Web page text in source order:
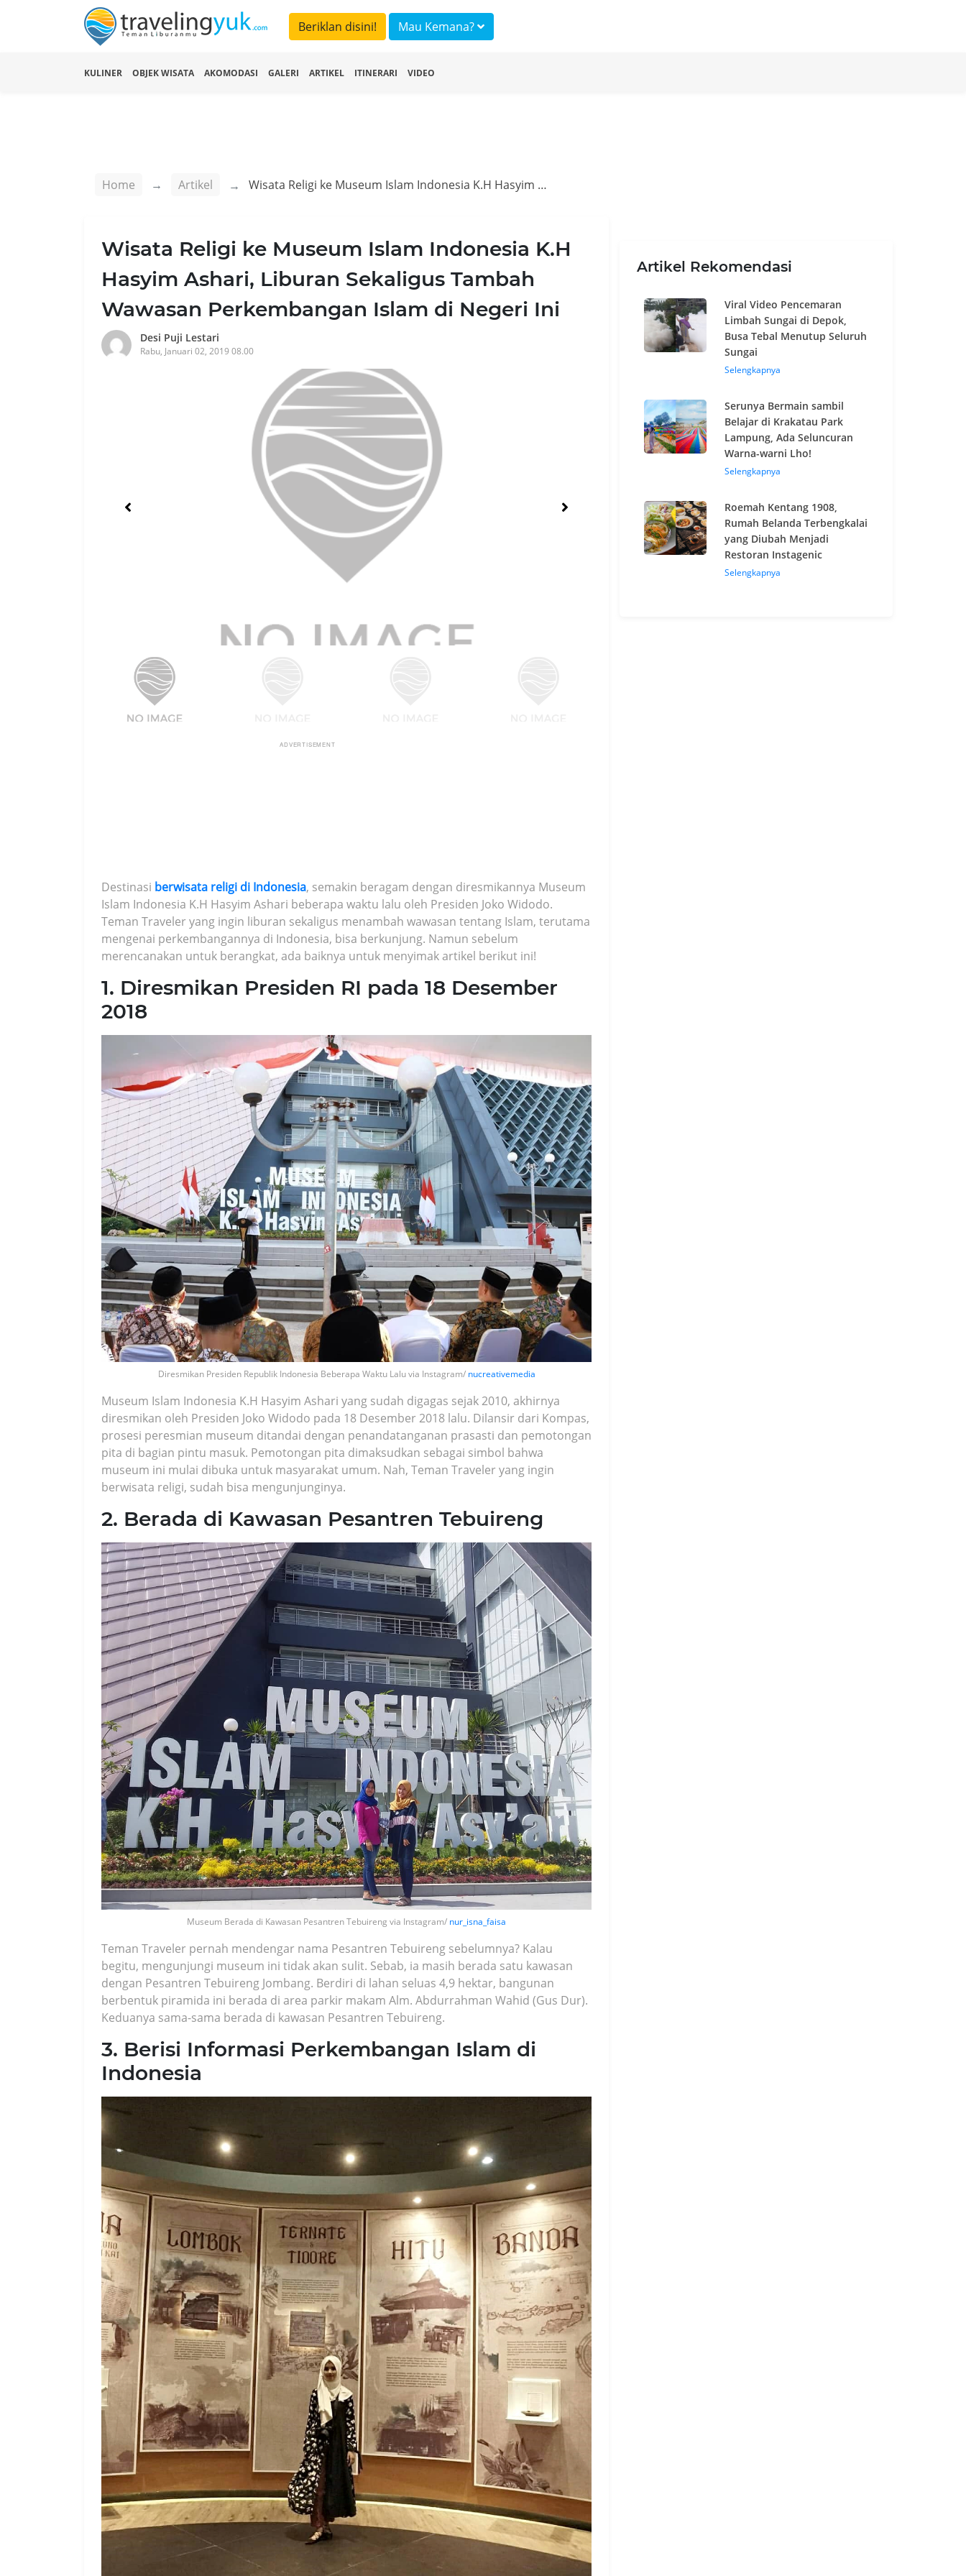
Beriklan disini! Mau Kemana?
KULINER OBJEK WISATA AKOMODASI GALERI ARTIKEL ITINERARI VIDEO
Home Artikel Wisata Religi ke Museum Islam Indonesia K.H Hasyim Ashari, Liburan Sekaligus Tambah Wawasan Perkembangan Islam di Negeri Ini
Wisata Religi ke Museum Islam Indonesia K.H
Hasyim Ashari, Liburan Sekaligus Tambah
Wawasan Perkembangan Islam di Negeri Ini
Desi Puji Lestari
Rabu, Januari 02, 2019 08.00
ADVERTISEMENT
Destinasi berwisata religi di Indonesia, semakin beragam dengan diresmikannya Museum
Islam Indonesia K.H Hasyim Ashari beberapa waktu lalu oleh Presiden Joko Widodo.
Teman Traveler yang ingin liburan sekaligus menambah wawasan tentang Islam, terutama
mengenai perkembangannya di Indonesia, bisa berkunjung. Namun sebelum
merencanakan untuk berangkat, ada baiknya untuk menyimak artikel berikut ini!
1. Diresmikan Presiden RI pada 18 Desember
2018
Diresmikan Presiden Republik Indonesia Beberapa Waktu Lalu via Instagram/ nucreativemedia
Museum Islam Indonesia K.H Hasyim Ashari yang sudah digagas sejak 2010, akhirnya
diresmikan oleh Presiden Joko Widodo pada 18 Desember 2018 lalu. Dilansir dari Kompas,
prosesi peresmian museum ditandai dengan penandatanganan prasasti dan pemotongan
pita di bagian pintu masuk. Pemotongan pita dimaksudkan sebagai simbol bahwa
museum ini mulai dibuka untuk masyarakat umum. Nah, Teman Traveler yang ingin
berwisata religi, sudah bisa mengunjunginya.
2. Berada di Kawasan Pesantren Tebuireng
Museum Berada di Kawasan Pesantren Tebuireng via Instagram/ nur_isna_faisa
Teman Traveler pernah mendengar nama Pesantren Tebuireng sebelumnya? Kalau
begitu, mengunjungi museum ini tidak akan sulit. Sebab, ia masih berada satu kawasan
dengan Pesantren Tebuireng Jombang. Berdiri di lahan seluas 4,9 hektar, bangunan
berbentuk piramida ini berada di area parkir makam Alm. Abdurrahman Wahid (Gus Dur).
Keduanya sama-sama berada di kawasan Pesantren Tebuireng.
3. Berisi Informasi Perkembangan Islam di
Indonesia
Artikel Rekomendasi
Viral Video Pencemaran
Limbah Sungai di Depok,
Busa Tebal Menutup Seluruh
Sungai
Selengkapnya
Serunya Bermain sambil
Belajar di Krakatau Park
Lampung, Ada Seluncuran
Warna-warni Lho!
Selengkapnya
Roemah Kentang 1908,
Rumah Belanda Terbengkalai
yang Diubah Menjadi
Restoran Instagenic
Selengkapnya